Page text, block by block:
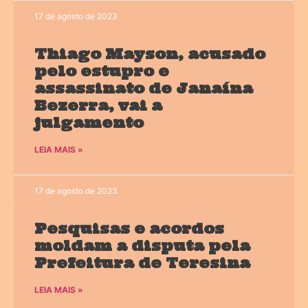
17 de agosto de 2023
Thiago Mayson, acusado
pelo estupro e
assassinato de Janaína
Bezerra, vai a
julgamento
LEIA MAIS »
17 de agosto de 2023
Pesquisas e acordos
moldam a disputa pela
Prefeitura de Teresina
LEIA MAIS »